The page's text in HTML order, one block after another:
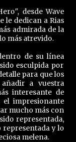
desde Wave
le dedican a Rias
admirada de la
más atrevido.
de su línea
esculpida por
para que los
a vuestra
interesante de
impresionante
mucho más con
representada,
representada y lo
melena.